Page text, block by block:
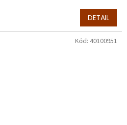
DETAIL
Kód: 40100951